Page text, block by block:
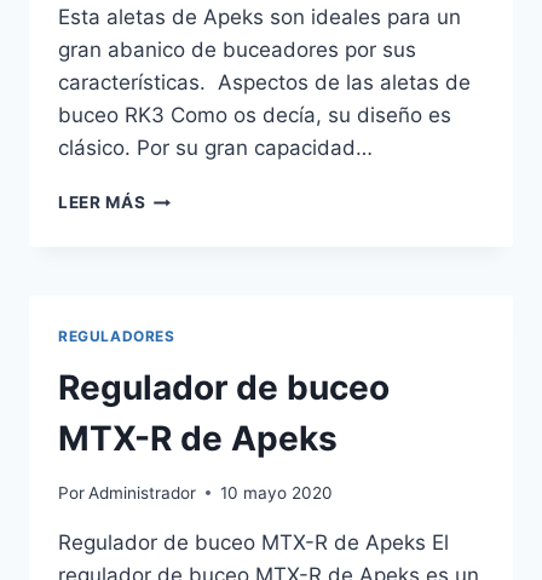
Esta aletas de Apeks son ideales para un
gran abanico de buceadores por sus
características. Aspectos de las aletas de
buceo RK3 Como os decía, su diseño es
clásico. Por su gran capacidad…
LEER MÁS ALETAS
REGULADORES
Regulador de buceo
MTX-R de Apeks
PorAdministrador 10 mayo 2020
Regulador de buceo MTX-R de Apeks El
regulador de buceo MTX-R de Apeks es un